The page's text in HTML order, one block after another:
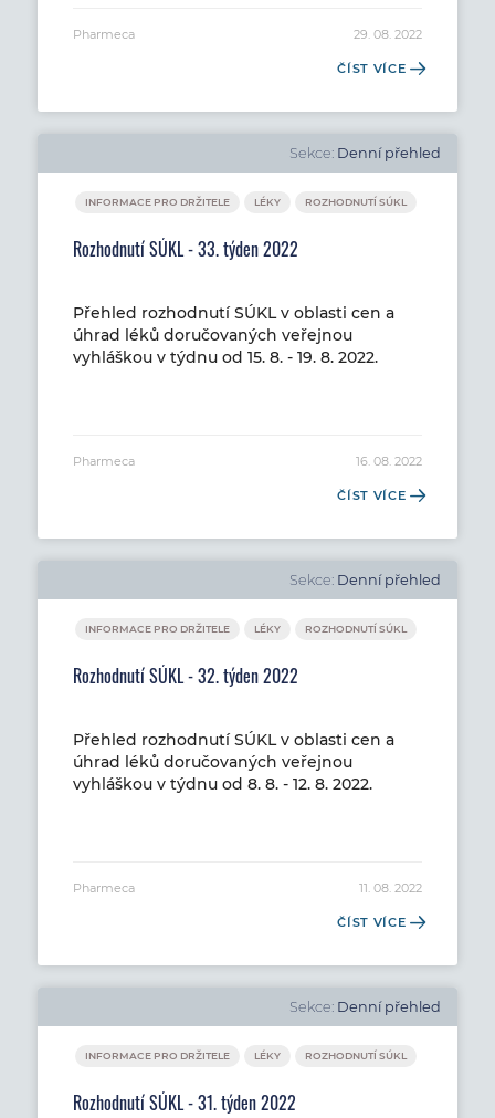
Pharmeca 29. 08. 2022
ČÍST VÍCE
Sekce: Denní přehled
INFORMACE PRO DRŽITELE LÉKY ROZHODNUTÍ SÚKL
Rozhodnutí SÚKL - 33. týden 2022
Přehled rozhodnutí SÚKL v oblasti cen a
úhrad léků doručovaných veřejnou
vyhláškou v týdnu od 15. 8. - 19. 8. 2022.
Pharmeca 16. 08. 2022
ČÍST VÍCE
Sekce: Denní přehled
INFORMACE PRO DRŽITELE LÉKY ROZHODNUTÍ SÚKL
Rozhodnutí SÚKL - 32. týden 2022
Přehled rozhodnutí SÚKL v oblasti cen a
úhrad léků doručovaných veřejnou
vyhláškou v týdnu od 8. 8. - 12. 8. 2022.
Pharmeca 11. 08. 2022
ČÍST VÍCE
Sekce: Denní přehled
INFORMACE PRO DRŽITELE LÉKY ROZHODNUTÍ SÚKL
Rozhodnutí SÚKL - 31. týden 2022